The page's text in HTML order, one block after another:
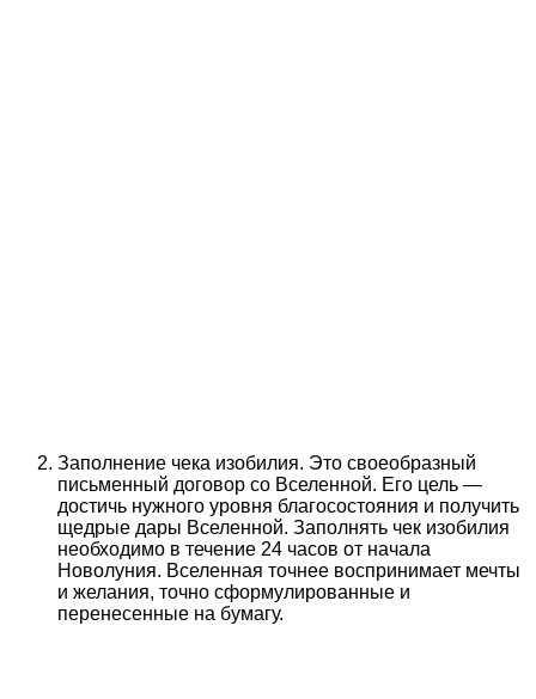
Заполнение чека изобилия. Это своеобразный
письменный договор со Вселенной. Его цель —
достичь нужного уровня благосостояния и получить
щедрые дары Вселенной. Заполнять чек изобилия
необходимо в течение 24 часов от начала
Новолуния. Вселенная точнее воспринимает мечты
и желания, точно сформулированные и
перенесенные на бумагу.